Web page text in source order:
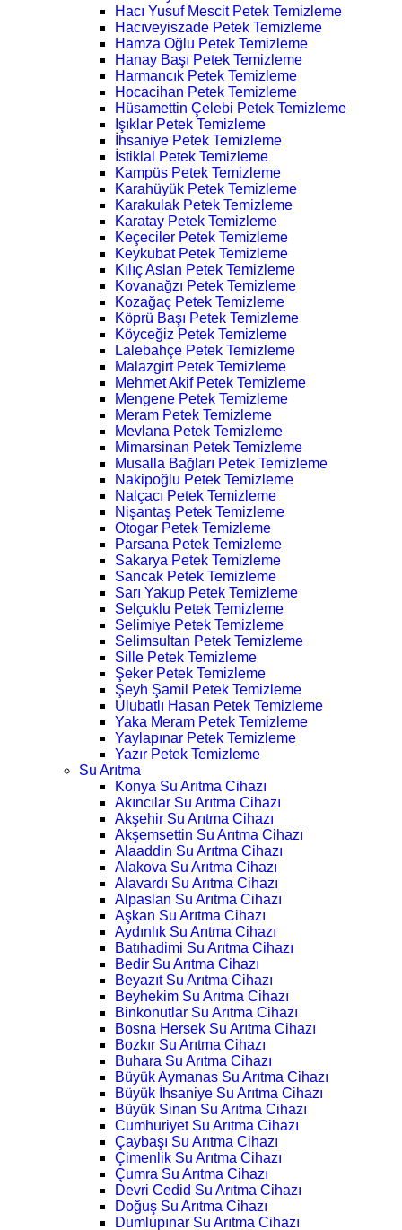
Hacı Yusuf Mescit Petek Temizleme
Hacıveyiszade Petek Temizleme
Hamza Oğlu Petek Temizleme
Hanay Başı Petek Temizleme
Harmancık Petek Temizleme
Hocacihan Petek Temizleme
Hüsamettin Çelebi Petek Temizleme
Işıklar Petek Temizleme
İhsaniye Petek Temizleme
İstiklal Petek Temizleme
Kampüs Petek Temizleme
Karahüyük Petek Temizleme
Karakulak Petek Temizleme
Karatay Petek Temizleme
Keçeciler Petek Temizleme
Keykubat Petek Temizleme
Kılıç Aslan Petek Temizleme
Kovanağzı Petek Temizleme
Kozağaç Petek Temizleme
Köprü Başı Petek Temizleme
Köyceğiz Petek Temizleme
Lalebahçe Petek Temizleme
Malazgirt Petek Temizleme
Mehmet Akif Petek Temizleme
Mengene Petek Temizleme
Meram Petek Temizleme
Mevlana Petek Temizleme
Mimarsinan Petek Temizleme
Musalla Bağları Petek Temizleme
Nakipoğlu Petek Temizleme
Nalçacı Petek Temizleme
Nişantaş Petek Temizleme
Otogar Petek Temizleme
Parsana Petek Temizleme
Sakarya Petek Temizleme
Sancak Petek Temizleme
Sarı Yakup Petek Temizleme
Selçuklu Petek Temizleme
Selimiye Petek Temizleme
Selimsultan Petek Temizleme
Sille Petek Temizleme
Şeker Petek Temizleme
Şeyh Şamil Petek Temizleme
Ulubatlı Hasan Petek Temizleme
Yaka Meram Petek Temizleme
Yaylapınar Petek Temizleme
Yazır Petek Temizleme
Su Arıtma
Konya Su Arıtma Cihazı
Akıncılar Su Arıtma Cihazı
Akşehir Su Arıtma Cihazı
Akşemsettin Su Arıtma Cihazı
Alaaddin Su Arıtma Cihazı
Alakova Su Arıtma Cihazı
Alavardı Su Arıtma Cihazı
Alpaslan Su Arıtma Cihazı
Aşkan Su Arıtma Cihazı
Aydınlık Su Arıtma Cihazı
Batıhadimi Su Arıtma Cihazı
Bedir Su Arıtma Cihazı
Beyazıt Su Arıtma Cihazı
Beyhekim Su Arıtma Cihazı
Binkonutlar Su Arıtma Cihazı
Bosna Hersek Su Arıtma Cihazı
Bozkır Su Arıtma Cihazı
Buhara Su Arıtma Cihazı
Büyük Aymanas Su Arıtma Cihazı
Büyük İhsaniye Su Arıtma Cihazı
Büyük Sinan Su Arıtma Cihazı
Cumhuriyet Su Arıtma Cihazı
Çaybaşı Su Arıtma Cihazı
Çimenlik Su Arıtma Cihazı
Çumra Su Arıtma Cihazı
Devri Cedid Su Arıtma Cihazı
Doğuş Su Arıtma Cihazı
Dumlupınar Su Arıtma Cihazı